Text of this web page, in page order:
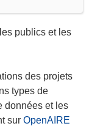
publics et les
des projets
types de
données et les
sur OpenAIRE